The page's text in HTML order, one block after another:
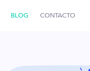
BLOG CONTACTO